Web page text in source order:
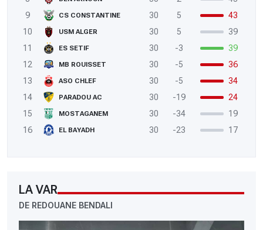
9
CS CONSTANTINE 30 5
43
10
USM ALGER 30 5
39
11
ES SETIF 30 -3
39
12
MB ROUISSET 30 -5
36
13
ASO CHLEF 30 -5
34
14
PARADOU AC 30 -19
24
15
MOSTAGANEM 30 -34
19
16
EL BAYADH 30 -23 17
LA VAR
DE REDOUANE BENDALI